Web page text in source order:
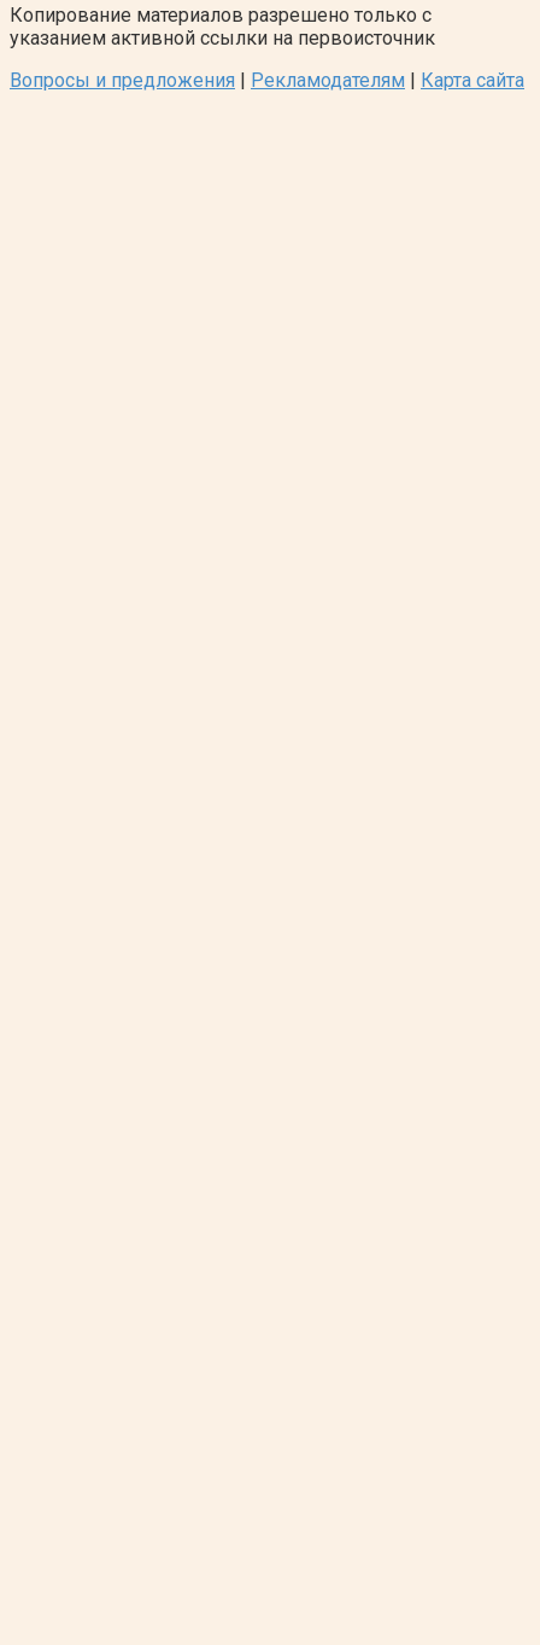
Копирование материалов разрешено только с
указанием активной ссылки на первоисточник
Вопросы и предложения | Рекламодателям | Карта сайта